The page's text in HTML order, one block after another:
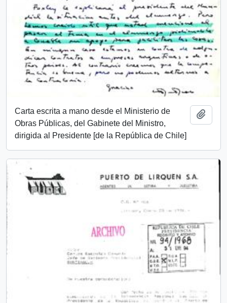
Carta escrita a mano desde el Ministerio de
Obras Públicas, del Gabinete del Ministro,
dirigida al Presidente [de la República de Chile]